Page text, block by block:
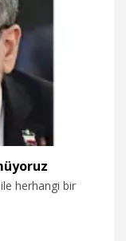
herhangi bir